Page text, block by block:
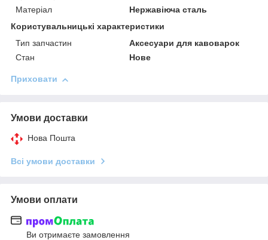
Матеріал
Нержавіюча сталь
Користувальницькі характеристики
Тип запчастин
Аксесуари для кавоварок
Стан
Нове
Приховати
Умови доставки
Нова Пошта
Всі умови доставки
Умови оплати
Ви отримаєте замовлення